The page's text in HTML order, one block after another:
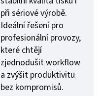
při sériové výrobě.
Ideální řešení pro
profesionální provozy,
které chtějí
zjednodušit workflow
a zvýšit produktivitu
bez kompromisů.